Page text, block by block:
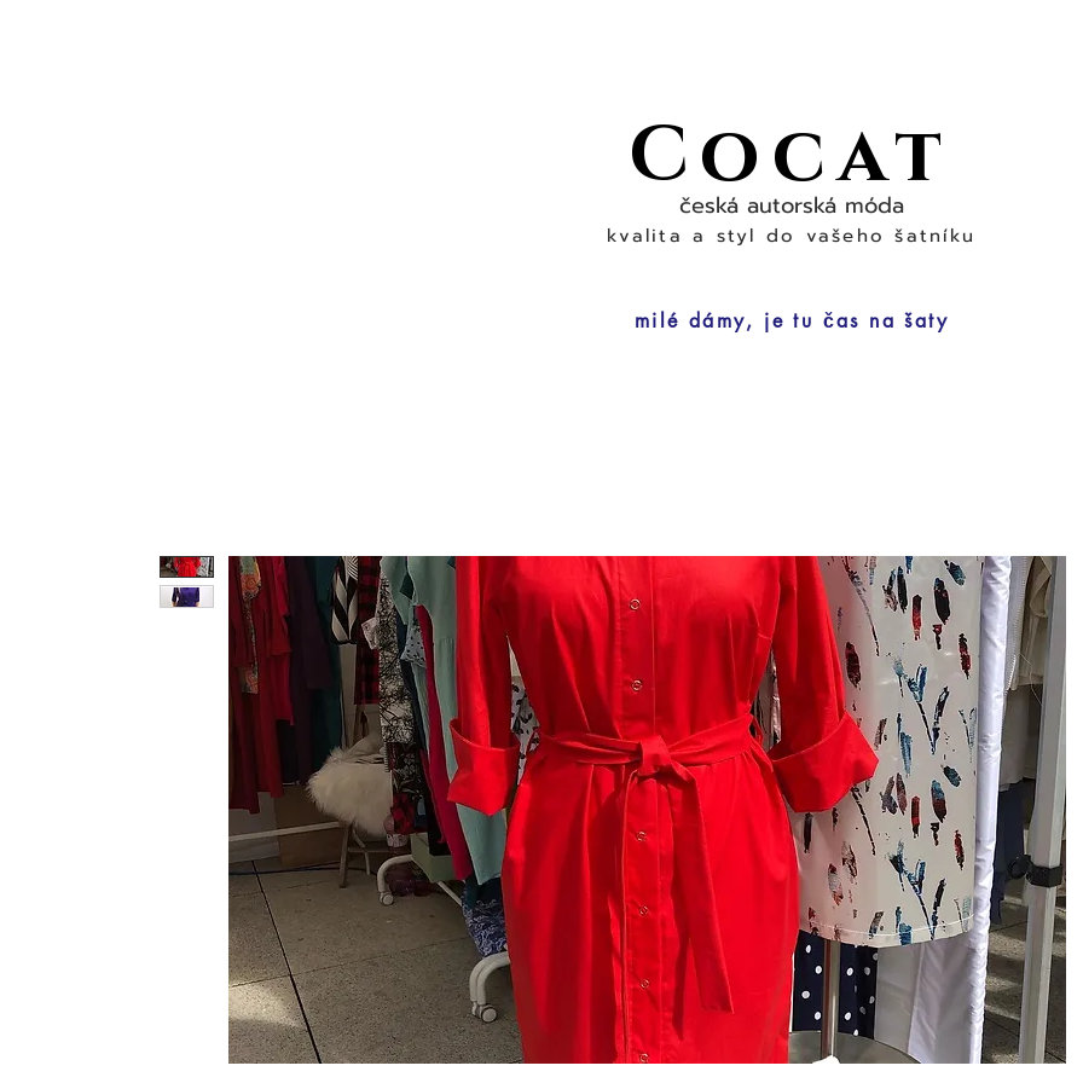
Cocat
česká autorská móda
kvalita a styl do vašeho šatníku
milé dámy, je tu čas na šaty